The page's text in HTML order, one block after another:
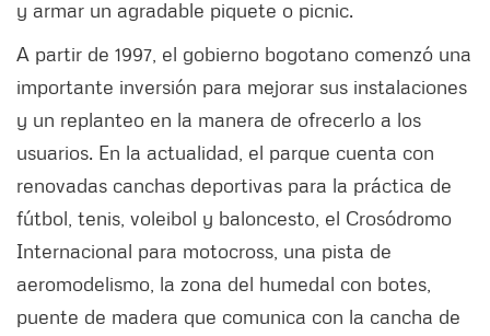
y armar un agradable piquete o picnic.
A partir de 1997, el gobierno bogotano comenzó una
importante inversión para mejorar sus instalaciones
y un replanteo en la manera de ofrecerlo a los
usuarios. En la actualidad, el parque cuenta con
renovadas canchas deportivas para la práctica de
fútbol, tenis, voleibol y baloncesto, el Crosódromo
Internacional para motocross, una pista de
aeromodelismo, la zona del humedal con botes,
puente de madera que comunica con la cancha de